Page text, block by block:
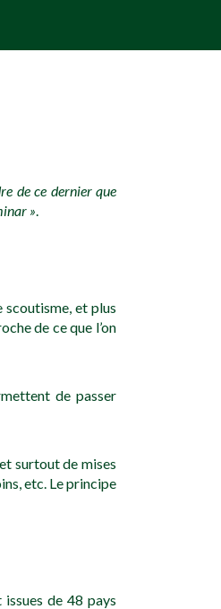
de ce dernier que
».
scoutisme, et plus
de ce que l’on
de passer
surtout de mises
etc. Le principe
de 48 pays